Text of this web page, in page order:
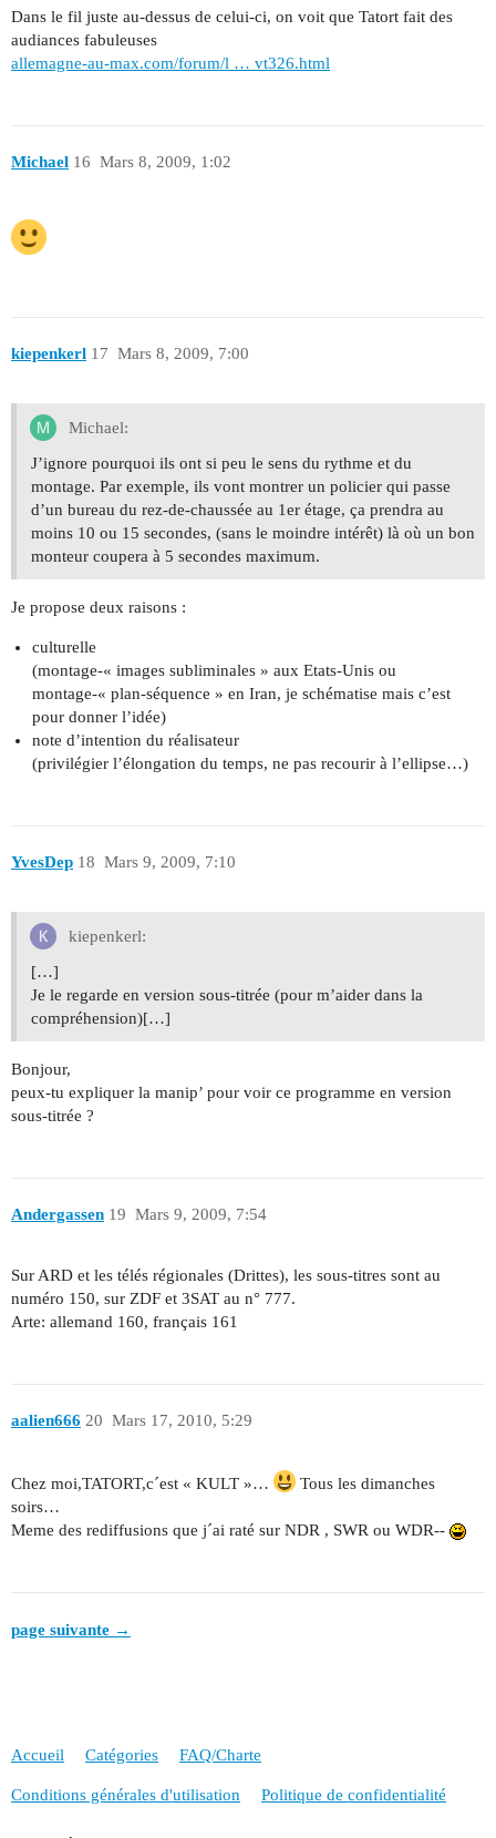
Dans le fil juste au-dessus de celui-ci, on voit que Tatort fait des
audiances fabuleuses
allemagne-au-max.com/forum/l … vt326.html
Michael Mars 8, 2009, 1:02
16
kiepenkerl Mars 8, 2009, 7:00
17
Michael:
J’ignore pourquoi ils ont si peu le sens du rythme et du
montage. Par exemple, ils vont montrer un policier qui passe
d’un bureau du rez-de-chaussée au 1er étage, ça prendra au
moins 10 ou 15 secondes, (sans le moindre intérêt) là où un bon
monteur coupera à 5 secondes maximum.
Je propose deux raisons :
culturelle
(montage-« images subliminales » aux Etats-Unis ou
montage-« plan-séquence » en Iran, je schématise mais c’est
pour donner l’idée)
note d’intention du réalisateur
(privilégier l’élongation du temps, ne pas recourir à l’ellipse…)
YvesDep Mars 9, 2009, 7:10
18
kiepenkerl:
[…]
Je le regarde en version sous-titrée (pour m’aider dans la
compréhension)[…]
Bonjour,
peux-tu expliquer la manip’ pour voir ce programme en version
sous-titrée ?
Andergassen Mars 9, 2009, 7:54
19
Sur ARD et les télés régionales (Drittes), les sous-titres sont au
numéro 150, sur ZDF et 3SAT au n° 777.
Arte: allemand 160, français 161
aalien666 Mars 17, 2010, 5:29
20
Chez moi,TATORT,c´est « KULT »…
Tous les dimanches
soirs…
Meme des rediffusions que j´ai raté sur NDR , SWR ou WDR--
page suivante →
Accueil Catégories FAQ/Charte
Conditions générales d'utilisation Politique de confidentialité